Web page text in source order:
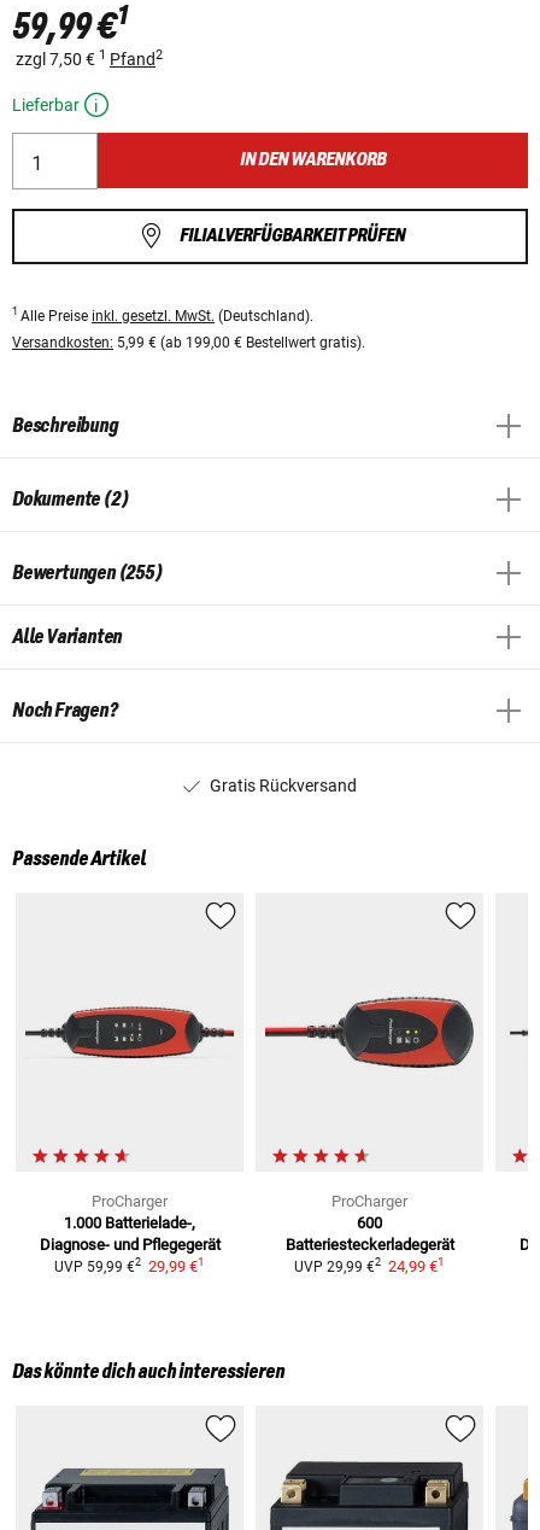
59,99 €1
zzgl 7,50 € 1 Pfand2
Lieferbar
IN DEN WARENKORB
FILIALVERFÜGBARKEIT PRÜFEN
1 Alle Preise inkl. gesetzl. MwSt. (Deutschland).
Versandkosten: 5,99 € (ab 199,00 € Bestellwert gratis).
Beschreibung
Dokumente (2)
Bewertungen (255)
Alle Varianten
Noch Fragen?
Gratis Rückversand
Passende Artikel
ProCharger
1.000 Batterielade-,
Diagnose- und Pflegegerät
UVP 59,99 €2 29,99 €1
ProCharger
600
Batteriesteckerladegerät
UVP 29,99 €2 24,99 €1
Das könnte dich auch interessieren